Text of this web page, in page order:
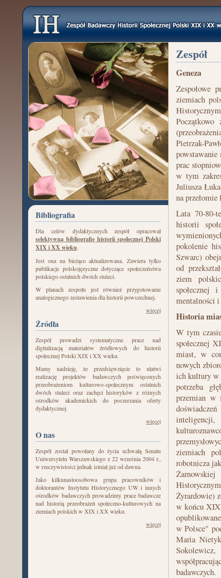
Zespół
Geneza
Zespołowe
ziemiach
Pietrzak-
powstawanie
prac
w tym
Juliusza
na
Lata 70-80-
historii
pokolenie
Szwarc)
od
ziem
społecznej
mentalności
Historia
W tym
społecznej
miast, w
nowych
ich kultury w
potrzeba
przemian w
ziemiach
robotnicza
Żyrardowie)
w końcu XIX
w Polsce"
Maria
badawczych.
Bibliografia
Dla celów dydaktycznych zespół opracował
selektywną bibliografię historii społecznej Polski
XIX i XX wieku.
Jest ona na bieżąco aktualizowana. Zawiera tylko
publikacje polskojęzyczne dotyczące społeczeństwa
polskiego ostatnich dwóch stuleci.
W planach zespołu jest również przygotowanie
analogicznego zestawienia dla historii powszechnej.
więcej
Źródła
Zespół prowadzi systematyczne prace nad
digitalizacją materiałów źródłowych do historii
społecznej Polski XIX i XX wieku.
Mamy nadzieję, że przedsięwzięcie to ułatwi
realizację projektów badawczych poświęconych
przeobrażeniom kulturowo-społecznym ostatnich
dwóch stuleci oraz zachęci historyków z różnych
ośrodków akademickich do poszerzania oferty
dydaktycznej.
więcej
O nas
Zespół został powołany do życia uchwałą Senatu
Uniwersytetu Warszawskiego z 22 września 2004 r.,
w rzeczywistości jednak istniał już od dawna.
Jako kilkunastoosobowa grupa pracowników i
doktorantów Instytutu Historycznego UW i innych
ośrodków badawczych prowadzimy prace badawcze
nad historią przeobrażeń społeczno-kulturowych na
ziemiach polskich w XIX i XX wieku.
więcej